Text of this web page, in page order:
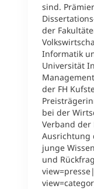
sind.
der
Informatik
Universität
der FH
bei der
Verband der
Ausrichtung
junge
und